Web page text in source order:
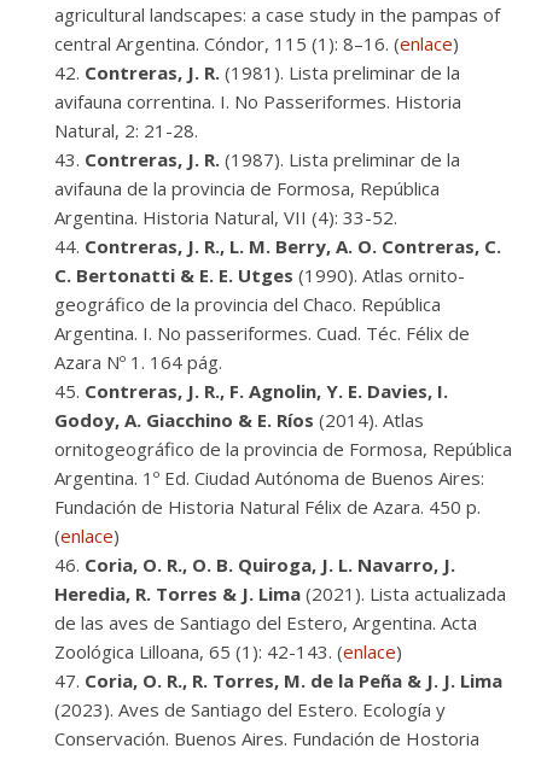
agricultural landscapes: a case study in the pampas of
central Argentina. Cóndor, 115 (1): 8–16. (enlace)
Contreras, J. R. (1981). Lista preliminar de la
avifauna correntina. I. No Passeriformes. Historia
Natural, 2: 21-28.
Contreras, J. R. (1987). Lista preliminar de la
avifauna de la provincia de Formosa, República
Argentina. Historia Natural, VII (4): 33-52.
Contreras, J. R., L. M. Berry, A. O. Contreras, C.
C. Bertonatti & E. E. Utges (1990). Atlas ornito-
geográfico de la provincia del Chaco. República
Argentina. I. No passeriformes. Cuad. Téc. Félix de
Azara Nº 1. 164 pág.
Contreras, J. R., F. Agnolin, Y. E. Davies, I.
Godoy, A. Giacchino & E. Ríos (2014). Atlas
ornitogeográfico de la provincia de Formosa, República
Argentina. 1º Ed. Ciudad Autónoma de Buenos Aires:
Fundación de Historia Natural Félix de Azara. 450 p.
(enlace)
Coria, O. R., O. B. Quiroga, J. L. Navarro, J.
Heredia, R. Torres & J. Lima (2021). Lista actualizada
de las aves de Santiago del Estero, Argentina. Acta
Zoológica Lilloana, 65 (1): 42-143. (enlace)
Coria, O. R., R. Torres, M. de la Peña & J. J. Lima
(2023). Aves de Santiago del Estero. Ecología y
Conservación. Buenos Aires. Fundación de Hostoria